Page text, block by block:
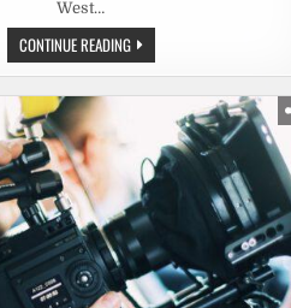
West…
CONTINUE READINGSIENNA
MILLER
UND
DOMINIC
OKTOBER
DEN
CAST
DER
SKY
ORIGINAL
SERIE
„WAR“
AN